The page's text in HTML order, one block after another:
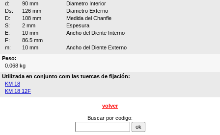
d:
90 mm
Diametro Interior
Ds:
126 mm
Diametro Externo
D:
108 mm
Medida del Chanfle
S:
2 mm
Espesura
E:
10 mm
Ancho del Diente Interno
F:
86.5 mm
m:
10 mm
Ancho del Diente Externo
Peso:
0.068 kg
Utilizada en conjunto com las tuercas de fijación:
KM 18
KM 18 12F
volver
Buscar por codigo: